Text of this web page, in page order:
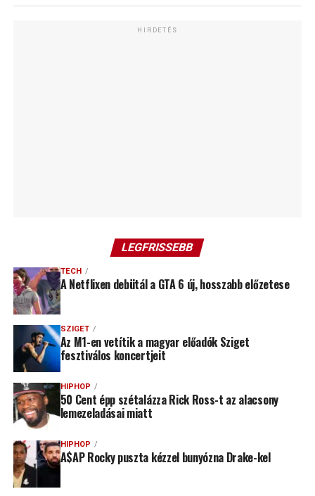
HIRDETÉS
LEGFRISSEBB
TECH
A Netflixen debütál a GTA 6 új, hosszabb előzetese
SZIGET
Az M1-en vetítik a magyar előadók Sziget
fesztiválos koncertjeit
HIPHOP
50 Cent épp szétalázza Rick Ross-t az alacsony
lemezeladásai miatt
HIPHOP
A$AP Rocky puszta kézzel bunyózna Drake-kel